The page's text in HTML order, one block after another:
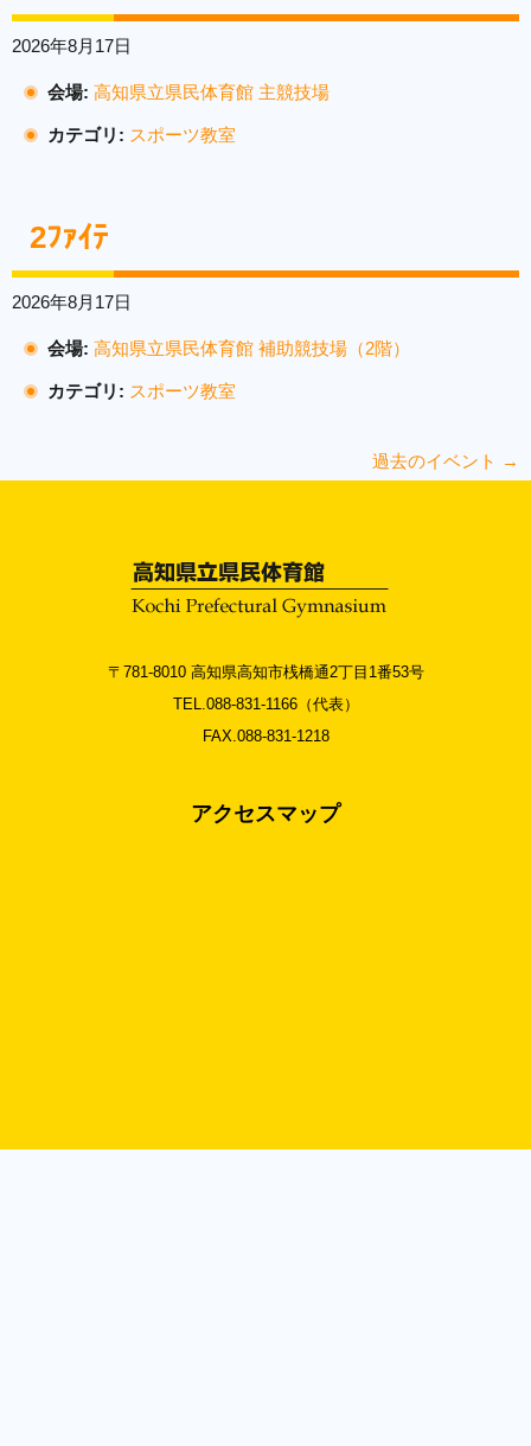
2026年8月17日
会場: 高知県立県民体育館 主競技場
カテゴリ: スポーツ教室
2ﾌｧｲﾃ
2026年8月17日
会場: 高知県立県民体育館 補助競技場（2階）
カテゴリ: スポーツ教室
過去のイベント →
〒781-8010 高知県高知市桟橋通2丁目1番53号
TEL.088-831-1166（代表）
FAX.088-831-1218
アクセスマップ